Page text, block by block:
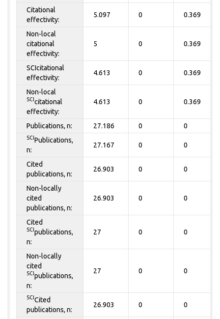
Citational
effectivity:
5.097 0 0.369
Non-local
citational
effectivity:
5 0 0.369
SCIcitational
effectivity:
4.613 0 0.369
Non-local
SCI citational
effectivity:
4.613 0 0.369
Publications, n: 27.186 0 0
SCI Publications,
n:
27.167 0 0
Cited
publications, n:
26.903 0 0
Non-locally
cited
publications, n:
26.903 0 0
Cited
SCI publications,
n:
27 0 0
Non-locally
cited
SCI publications,
n:
27 0 0
SCI Cited
publications, n:
26.903 0 0